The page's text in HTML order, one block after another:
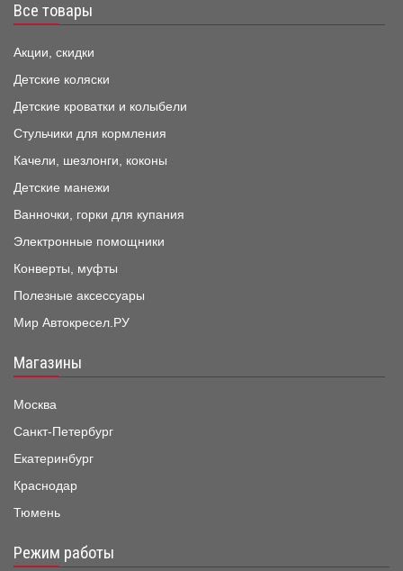
Все товары
Акции, скидки
Детские коляски
Детские кроватки и колыбели
Стульчики для кормления
Качели, шезлонги, коконы
Детские манежи
Ванночки, горки для купания
Электронные помощники
Конверты, муфты
Полезные аксессуары
Мир Автокресел.РУ
Магазины
Москва
Санкт-Петербург
Екатеринбург
Краснодар
Тюмень
Режим работы